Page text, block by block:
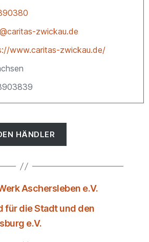
zwickau.de
www.caritas-zwickau.de/
HÄNDLER
Aschersleben e.V.
für die Stadt und den
e.V.